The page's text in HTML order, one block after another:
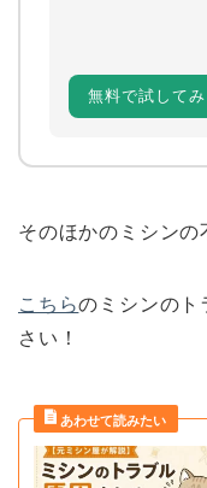
無料で試してみ
そのほかのミシンの
こちらのミシンのト
さい！